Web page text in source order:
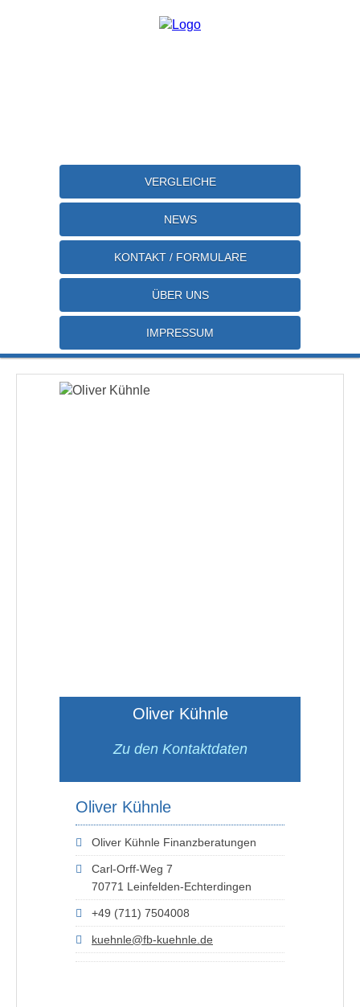
VERGLEICHE
NEWS
KONTAKT / FORMULARE
ÜBER UNS
IMPRESSUM
Oliver Kühnle
Zu den Kontaktdaten
Oliver Kühnle
Oliver Kühnle Finanzberatungen
Carl-Orff-Weg 7
70771 Leinfelden-Echterdingen
+49 (711) 7504008
kuehnle@fb-kuehnle.de